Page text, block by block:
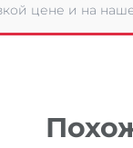
цене и на